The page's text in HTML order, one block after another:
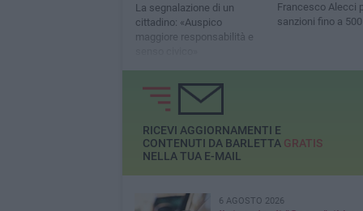
La segnalazione di un
cittadino: «Auspico
maggiore responsabilità e
Francesco Alecci
sanzioni fino a
RICEVI AGGIORNAMENTI E
CONTENUTI DA BARLETTA GRATIS
NELLA TUA E-MAIL
6 AGOSTO 2026